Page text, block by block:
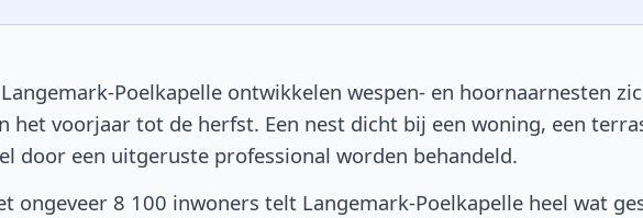
Poelkapelle ontwikkelen wespen- en hoornaarnesten
het voorjaar tot de herfst. Een nest dicht bij een woning, een
door een uitgeruste professional worden behandeld.
ongeveer 8 100 inwoners telt Langemark-Poelkapelle heel wat